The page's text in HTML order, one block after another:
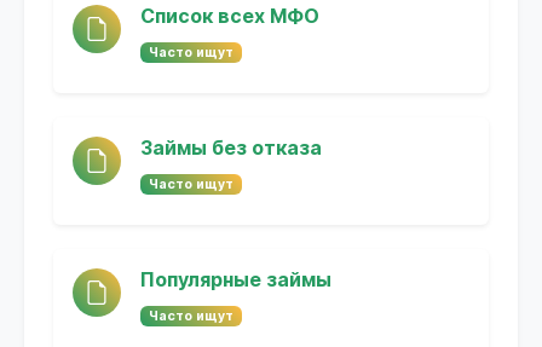
Список всех МФО
Часто ищут
Займы без отказа
Часто ищут
Популярные займы
Часто ищут